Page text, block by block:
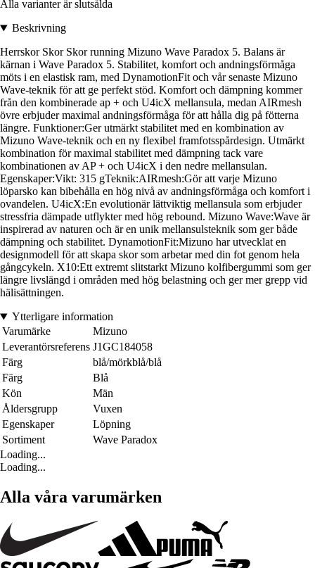
Alla varianter är slutsålda
Beskrivning
Herrskor Skor Skor running Mizuno Wave Paradox 5. Balans är
kärnan i Wave Paradox 5. Stabilitet, komfort och andningsförmåga
möts i en elastisk ram, med DynamotionFit och vår senaste Mizuno
Wave-teknik för att ge perfekt stöd. Komfort och dämpning kommer
från den kombinerade ap + och U4icX mellansula, medan AIRmesh
övre erbjuder maximal andningsförmåga för att hålla dig på fötterna
längre. Funktioner:Ger utmärkt stabilitet med en kombination av
Mizuno Wave-teknik och en ny flexibel framfotsspårdesign. Utmärkt
kombination för maximal stabilitet med dämpning tack vare
kombinationen av AP + och U4icX i den nedre mellansulan.
Egenskaper:Vikt: 315 gTeknik:AIRmesh:Gör att varje Mizuno
löparsko kan bibehålla en hög nivå av andningsförmåga och komfort i
ovandelen. U4icX:En evolutionär lättviktig mellansula som erbjuder
stressfria dämpade utflykter med hög rebound. Mizuno Wave:Wave är
inspirerad av naturen och är en unik mellansulsteknik som ger både
dämpning och stabilitet. DynamotionFit:Mizuno har utvecklat en
designmodell för att skapa skor som arbetar med din fot genom hela
gångcykeln. X10:Ett extremt slitstarkt Mizuno kolfibergummi som ger
längre livslängd i områden med hög belastning och ger mer grepp vid
hälisättningen.
Ytterligare information
Varumärke
Mizuno
Leverantörsreferens J1GC184058
Färg
blå/mörkblå/blå
Färg
Blå
Kön
Män
Åldersgrupp
Vuxen
Egenskaper
Löpning
Sortiment
Wave Paradox
Loading...
Loading...
Alla våra varumärken